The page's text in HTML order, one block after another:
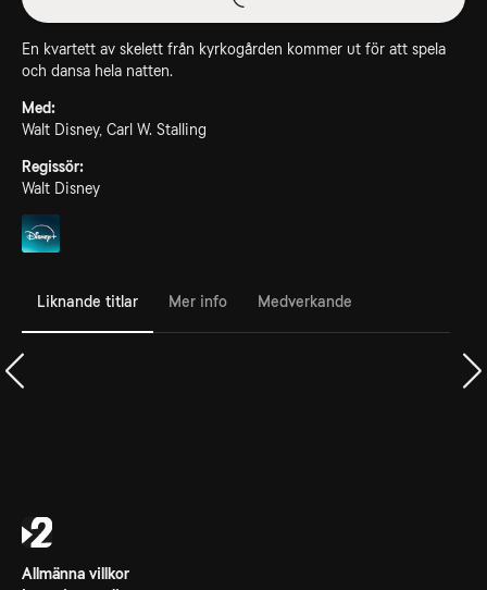
En kvartett av skelett från kyrkogården kommer ut för att spela
och dansa hela natten.
Med:
Walt Disney, Carl W. Stalling
Regissör:
Walt Disney
Liknande titlar Mer info Medverkande
Allmänna villkor